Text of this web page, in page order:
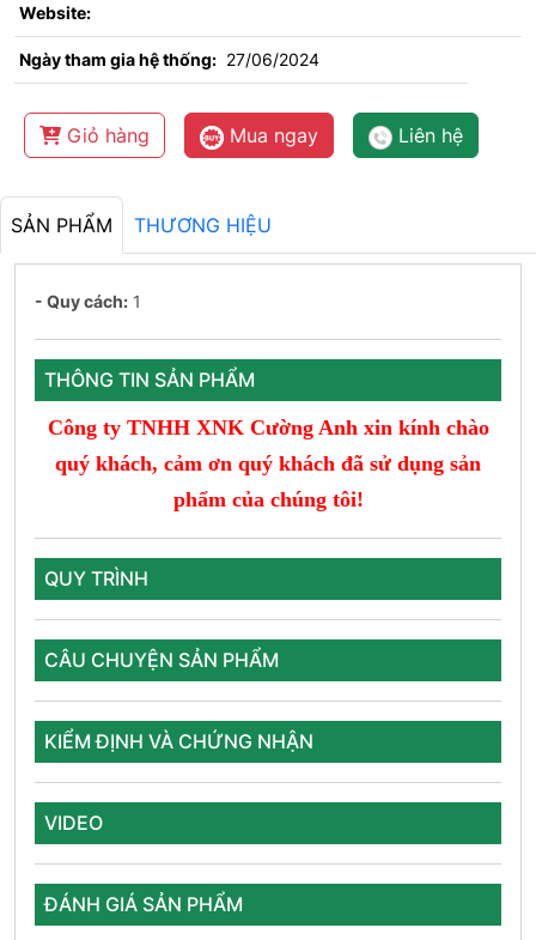
Website:
Ngày tham gia hệ thống: 27/06/2024
Giỏ hàng Mua ngay Liên hệ
SẢN PHẨM THƯƠNG HIỆU
- Quy cách: 1
THÔNG TIN SẢN PHẨM
Công ty TNHH XNK Cường Anh xin kính chào
quý khách, cảm ơn quý khách đã sử dụng sản
phẩm của chúng tôi!
QUY TRÌNH
CÂU CHUYỆN SẢN PHẨM
KIỂM ĐỊNH VÀ CHỨNG NHẬN
VIDEO
ĐÁNH GIÁ SẢN PHẨM